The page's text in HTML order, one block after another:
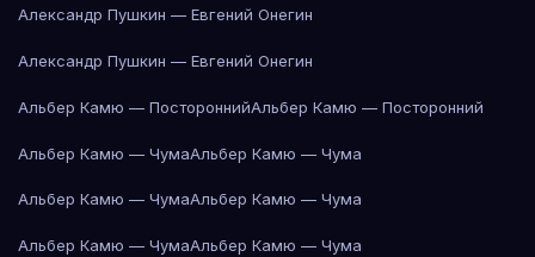
Александр Пушкин — Евгений Онегин
Александр Пушкин — Евгений Онегин
Альбер Камю — ПостороннийАльбер Камю — Посторонний
Альбер Камю — ЧумаАльбер Камю — Чума
Альбер Камю — ЧумаАльбер Камю — Чума
Альбер Камю — ЧумаАльбер Камю — Чума